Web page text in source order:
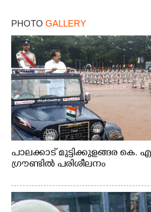
PHOTO GALLERY
പാലക്കാട് മുട്ടിക്കുളങ്ങര കെ.
ഗ്രൗണ്ടിൽ പരിശീലനം